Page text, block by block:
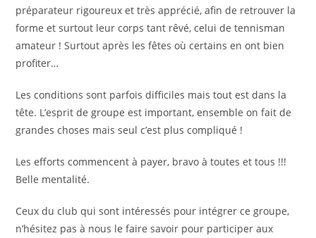
préparateur rigoureux et très apprécié, afin de retrouver la
forme et surtout leur corps tant rêvé, celui de tennisman
amateur ! Surtout après les fêtes où certains en ont bien
profiter…
Les conditions sont parfois difficiles mais tout est dans la
tête. L’esprit de groupe est important, ensemble on fait de
grandes choses mais seul c’est plus compliqué !
Les efforts commencent à payer, bravo à toutes et tous !!!
Belle mentalité.
Ceux du club qui sont intéressés pour intégrer ce groupe,
n’hésitez pas à nous le faire savoir pour participer aux